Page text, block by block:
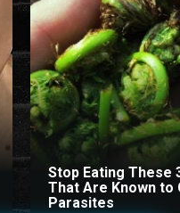
Stop Eating These
That Are Known to
Parasites